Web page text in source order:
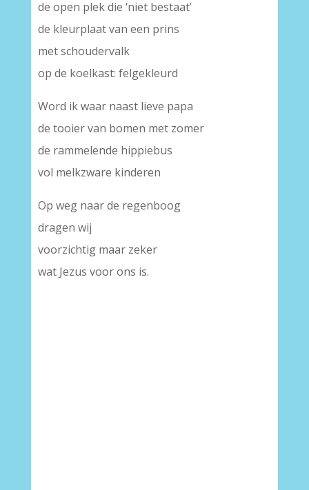
de open plek die ‘niet bestaat’
de kleurplaat van een prins
met schoudervalk
op de koelkast: felgekleurd
Word ik waar naast lieve papa
de tooier van bomen met zomer
de rammelende hippiebus
vol melkzware kinderen
Op weg naar de regenboog
dragen wij
voorzichtig maar zeker
wat Jezus voor ons is.